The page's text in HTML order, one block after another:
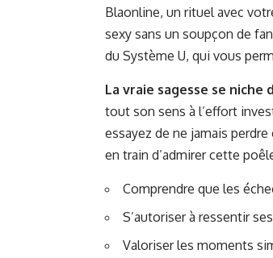
Blaonline, un rituel avec
sexy sans un soupçon de
du Système U, qui vous
La vraie sagesse se
tout son sens à l’effort
essayez de ne jamais
en train d’admirer cette
Comprendre que les
S’autoriser à ressentir
Valoriser les moments